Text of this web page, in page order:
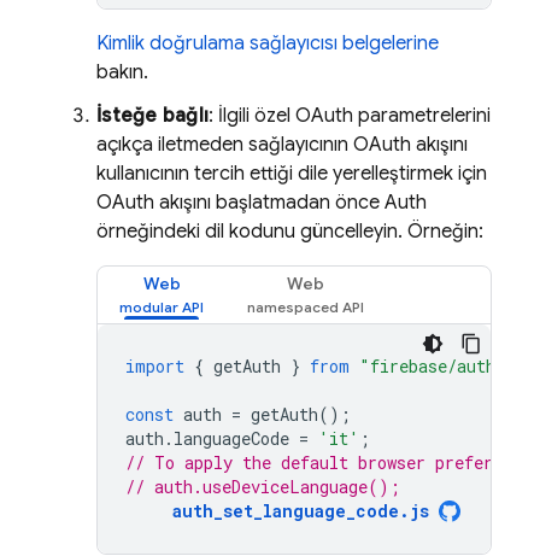
Kimlik doğrulama sağlayıcısı belgelerine
bakın.
İsteğe bağlı: İlgili özel OAuth parametrelerini
açıkça iletmeden sağlayıcının OAuth akışını
kullanıcının tercih ettiği dile yerelleştirmek için
OAuth akışını başlatmadan önce Auth
örneğindeki dil kodunu güncelleyin. Örneğin:
Web Web
import { getAuth } from "firebase/auth"
const auth = getAuth();
auth . languageCode = 'it' ;
// To apply the default browser
// auth.useDeviceLanguage();
auth_set_language_code.js